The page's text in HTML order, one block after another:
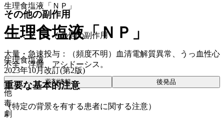
その他の副作用
１１．２． その他の副作用
大量・急速投与：（頻度不明）血清電解質異常、うっ血性心
不全、浮腫、アシドーシス。
重要な基本的注意
（特定の背景を有する患者に関する注意）
生理食塩液「ＮＰ」
生理食塩液「ＮＰ」
生理食塩液
2023年10月改訂(第2版)
薬剤情報 後発品
他
毒
劇